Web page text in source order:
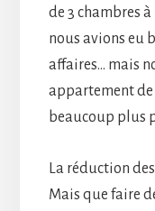
de 3 chambres
nous avions eu
affaires… mais
appartement de
beaucoup plus
La réduction
Mais que faire